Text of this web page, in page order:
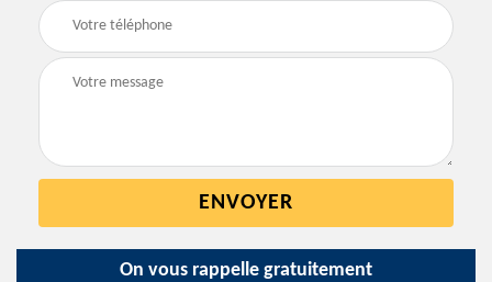
On vous rappelle gratuitement